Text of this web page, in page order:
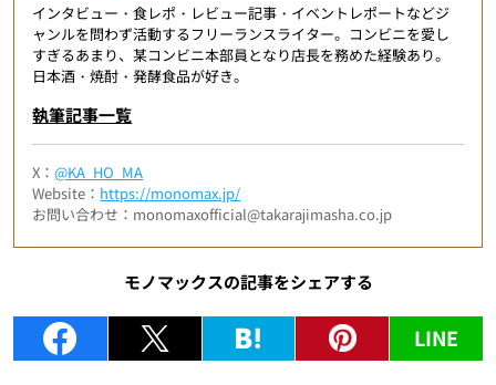
インタビュー・食レポ・レビュー記事・イベントレポートなどジ
ャンルを問わず活動するフリーランスライター。コンビニを愛し
すぎるあまり、某コンビニ本部員となり店長を務めた経験あり。
日本酒・焼酎・発酵食品が好き。
執筆記事一覧
X：@KA_HO_MA
Website： https://monomax.jp/
お問い合わせ：monomaxofficial@takarajimasha.co.jp
モノマックスの記事をシェアする
LINE